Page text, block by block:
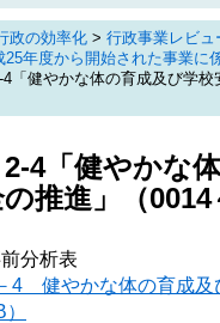
政の効率化 > 行政事業レビュ
25年度から開始された事業に
「健やかな体の育成及び学校
4「健やかな
推進」（0014
分析表
4 健やかな体の育成及